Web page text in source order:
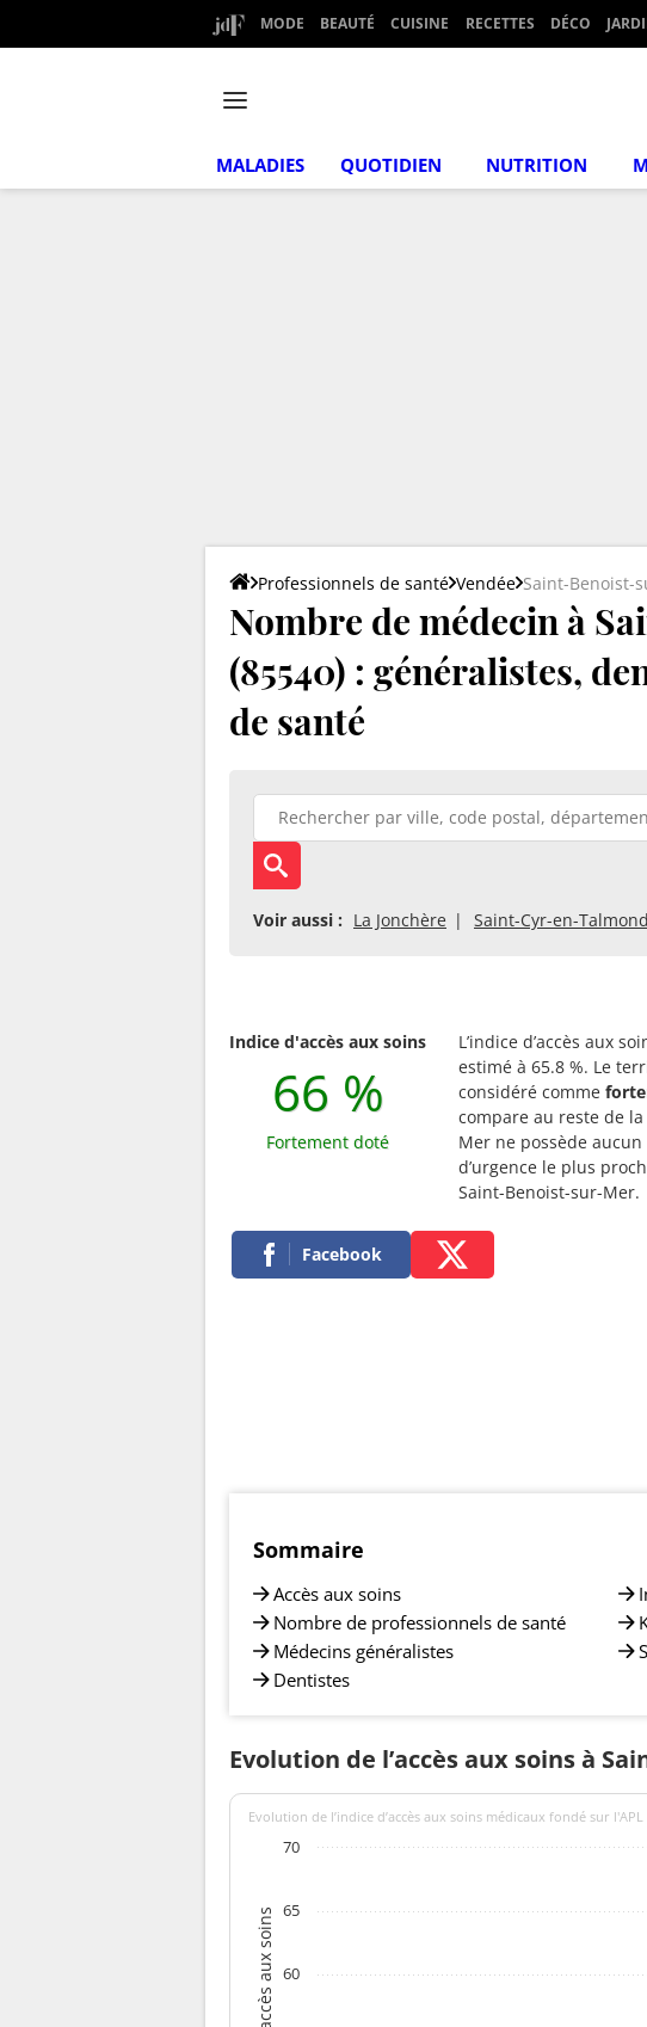
MODE BEAUTÉ CUISINE RECETTES DÉCO
MALADIES QUOTIDIEN NUTRITION
Professionnels de santé Vendée Saint-Benoist-
Nombre de médecin à
(85540) : généralistes,
de santé
Voir aussi : La Jonchère Saint-Cyr-en-
Indice d'accès aux soins
66 %
Fortement doté
L’indice d’accès aux
estimé à 65.8 %. Le
considéré comme
compare au reste de la
Mer ne possède
d’urgence le plus
Saint-Benoist-sur-Mer.
Facebook
Sommaire
Accès aux soins
Nombre de professionnels de santé
Médecins généralistes
Dentistes
Evolution de l’accès aux soins à
Evolution de l’indice d’accès aux soins médicaux fondé sur l'APL
60
65
70